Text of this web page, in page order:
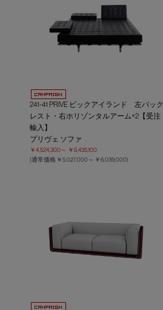
241-41 PRIVE ビックアイランド 左バック
レスト・右ホリゾンタルアーム×2【受注
輸入】
プリヴェ ソファ
￥4,524,300～ ￥5,435,100
(通常価格 ￥5,027,000～ ￥6,039,000)